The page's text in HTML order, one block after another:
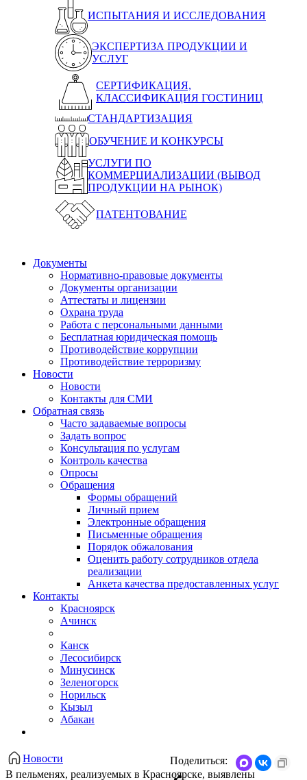
ИСПЫТАНИЯ И ИССЛЕДОВАНИЯ
ЭКСПЕРТИЗА ПРОДУКЦИИ И
УСЛУГ
СЕРТИФИКАЦИЯ,
КЛАССИФИКАЦИЯ ГОСТИНИЦ
СТАНДАРТИЗАЦИЯ
ОБУЧЕНИЕ И КОНКУРСЫ
УСЛУГИ ПО
КОММЕРЦИАЛИЗАЦИИ (ВЫВОД
ПРОДУКЦИИ НА РЫНОК)
ПАТЕНТОВАНИЕ
Документы
Нормативно-правовые документы
Документы организации
Аттестаты и лицензии
Охрана труда
Работа с персональными данными
Бесплатная юридическая помощь
Противодействие коррупции
Противодействие терроризму
Новости
Новости
Контакты для СМИ
Обратная связь
Часто задаваемые вопросы
Задать вопрос
Консультация по услугам
Контроль качества
Опросы
Обращения
Формы обращений
Личный прием
Электронные обращения
Письменные обращения
Порядок обжалования
Оценить работу сотрудников отдела
реализации
Анкета качества предоставленных услуг
Контакты
Красноярск
Ачинск
Канск
Лесосибирск
Минусинск
Зеленогорск
Норильск
Кызыл
Абакан
Новости
В пельменях, реализуемых в Красноярске, выявлены
Поделиться: